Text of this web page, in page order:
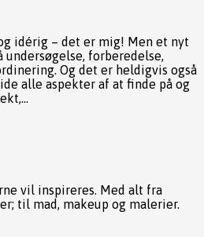
idérig – det er mig! Men et nyt
forberedelse,
Og det er heldigvis også
alle aspekter af at finde på og
vil inspireres. Med alt fra
til mad, makeup og malerier.